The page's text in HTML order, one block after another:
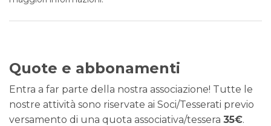
Quote e abbonamenti
Entra a far parte della nostra associazione! Tutte le
nostre attività sono riservate ai Soci/Tesserati previo
versamento di una quota associativa/tessera 35€.